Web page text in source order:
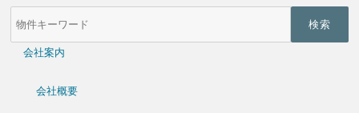
物
件
会社案内
会社概要